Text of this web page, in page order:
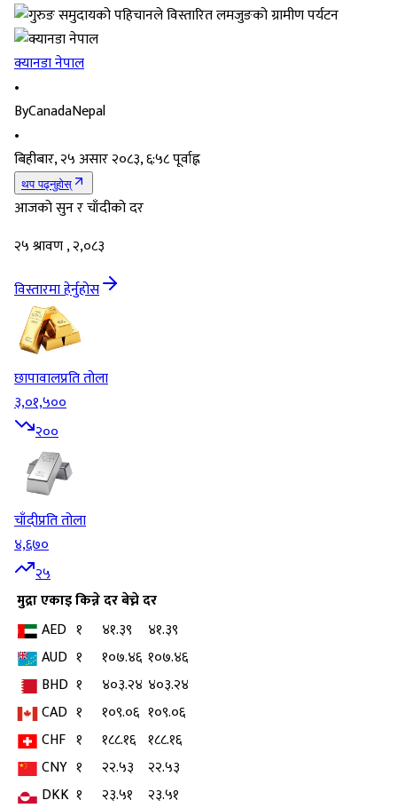
क्यानडा नेपाल
•
ByCanadaNepal
•
बिहीबार, २५ असार २०८३, ६:५८ पूर्वाह्न
थप पढ्नुहोस्
आजको सुन र चाँदीको दर
२५ श्रावण , २,०८३
विस्तारमा हेर्नुहोस
छापावालप्रति तोला
३,०१,५००
२००
चाँदीप्रति तोला
४,६७०
२५
मुद्राएकाइकिन्ने दरबेच्ने दर
AED १ ४१.३९
४१.३९
AUD १ १०७.४६ १०७.४६
BHD १ ४०३.२४ ४०३.२४
CAD १ १०९.०६ १०९.०६
CHF १ १८८.१६ १८८.१६
CNY १ २२.५३
२२.५३
DKK १ २३.५१ २३.५१